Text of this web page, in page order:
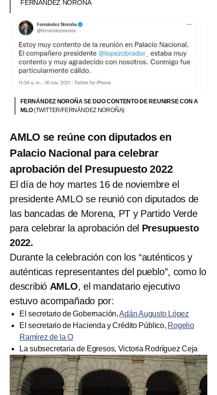
FERNÁNDEZ NOROÑA
FERNÁNDEZ NOROÑA SE DIJO CONTENTO DE REUNIRSE CON A
MLO(TWITTER/FERNÁNDEZ NOROÑA)
AMLO se reúne con diputados en
Palacio Nacional para celebrar
aprobación del Presupuesto 2022
El día de hoy martes 16 de noviembre el
presidente AMLO se reunió con diputados de
las bancadas de Morena, PT y Partido Verde
para celebrar la aprobación del Presupuesto
2022.
Durante la celebración con los “auténticos y
auténticas representantes del pueblo”, como lo
describió AMLO, el mandatario ejecutivo
estuvo acompañado por:
El secretario de Gobernación,Adán Augusto López
El secretario de Hacienda y Crédito Público, Rogelio
Ramírez de la O
La subsecretaria de Egresos, Victoria Rodríguez Ceja